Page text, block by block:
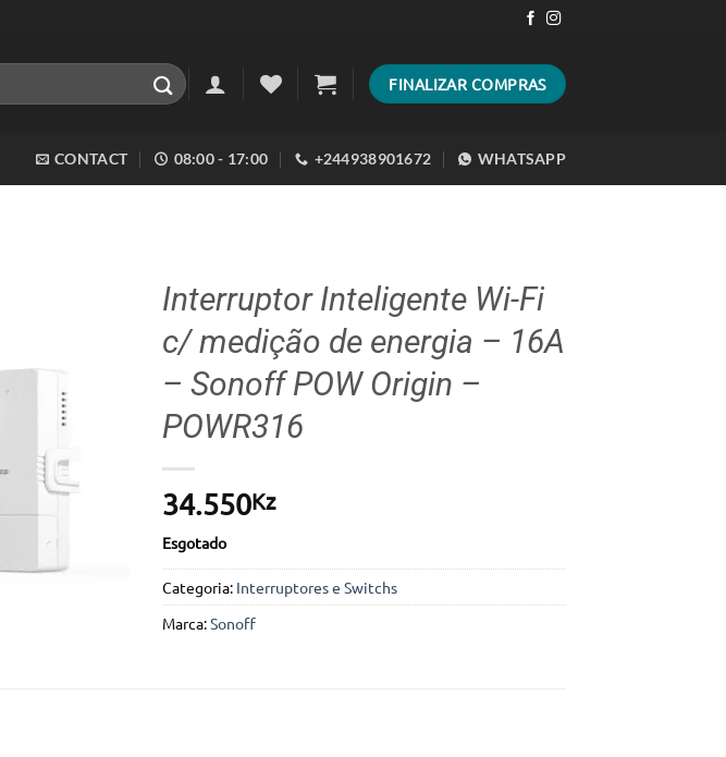
FINALIZAR COMPRAS
CONTACT 08:00 - 17:00 +244938901672 WHATSAPP
desejos
Interruptor Inteligente Wi-Fi
c/ medição de energia – 16A
– Sonoff POW Origin –
POWR316
34.550Kz
Esgotado
Categoria: Interruptores e Switchs
Marca:Sonoff